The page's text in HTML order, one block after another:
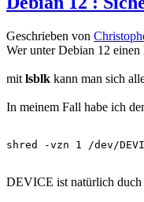
Geschrieben von
Wer unter Debian 12
mit lsblk kann man sich
In meinem Fall habe ich
shred -vzn 1 /dev/
DEVICE ist natürlich duch